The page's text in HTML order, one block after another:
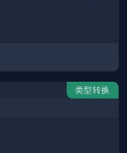
类型转换